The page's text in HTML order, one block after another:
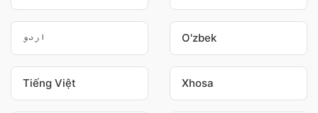
اردو O'zbek
Tiếng Việt Xhosa